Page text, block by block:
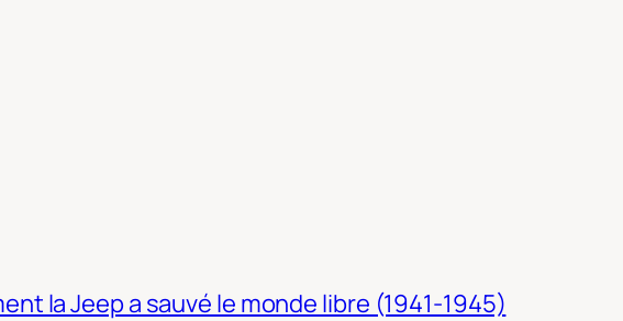
la Jeep a sauvé le monde libre (1941-1945)